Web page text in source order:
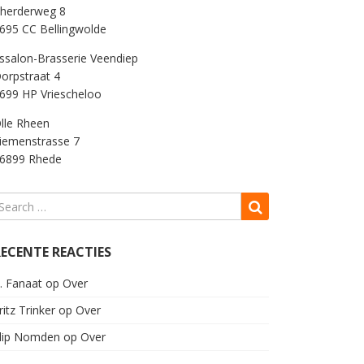
8
CC Bellingwolde
Brasserie Veendiep
4
HP Vriescheloo
Rheen
7
Rhede
REACTIES
Fanaat op Over
Trinker op Over
Nomden op Over